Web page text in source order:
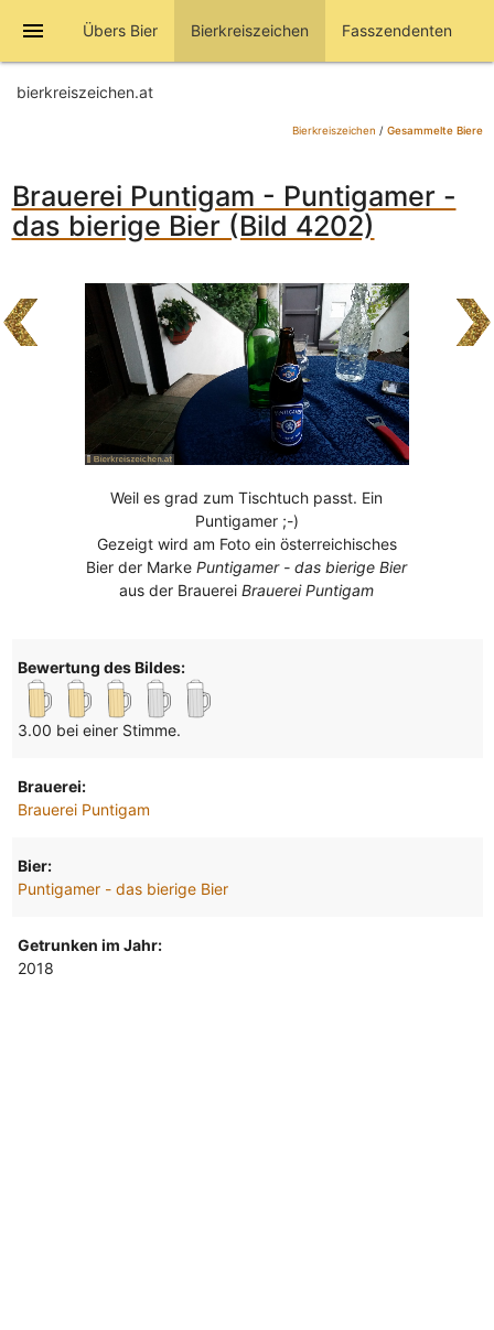
menu Übers Bier Bierkreiszeichen Fasszendenten
bierkreiszeichen.at
Bierkreiszeichen / Gesammelte Biere
Brauerei Puntigam - Puntigamer -
das bierige Bier (Bild 4202)
Weil es grad zum Tischtuch passt. Ein
Puntigamer ;-)
Gezeigt wird am Foto ein österreichisches
Bier der MarkePuntigamer - das bierige Bier
aus der BrauereiBrauerei Puntigam
Bewertung des Bildes:
3.00 bei einer Stimme.
Brauerei:
Brauerei Puntigam
Bier:
Puntigamer - das bierige Bier
Getrunken im Jahr:
2018